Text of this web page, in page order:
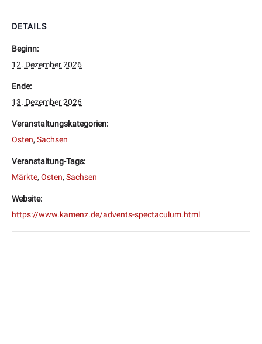
DETAILS
Beginn:
12. Dezember 2026
Ende:
13. Dezember 2026
Veranstaltungskategorien:
Osten, Sachsen
Veranstaltung-Tags:
Märkte, Osten, Sachsen
Website:
https://www.kamenz.de/advents-spectaculum.html